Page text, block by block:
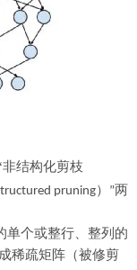
结构化剪枝
pruning） ”两
单个或整行、整列的
稀疏矩阵（被修剪